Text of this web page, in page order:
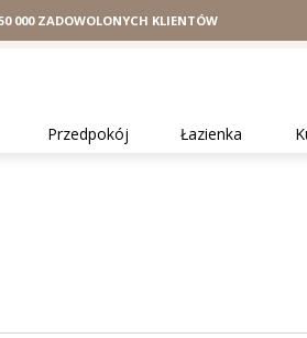
000 ZADOWOLONYCH KLIENTÓW
Przedpokój Łazienka